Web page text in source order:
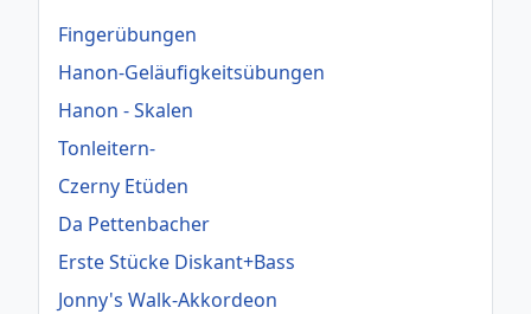
Fingerübungen
Hanon-Geläufigkeitsübungen
Hanon - Skalen
Tonleitern-
Czerny Etüden
Da Pettenbacher
Erste Stücke Diskant+Bass
Jonny's Walk-Akkordeon